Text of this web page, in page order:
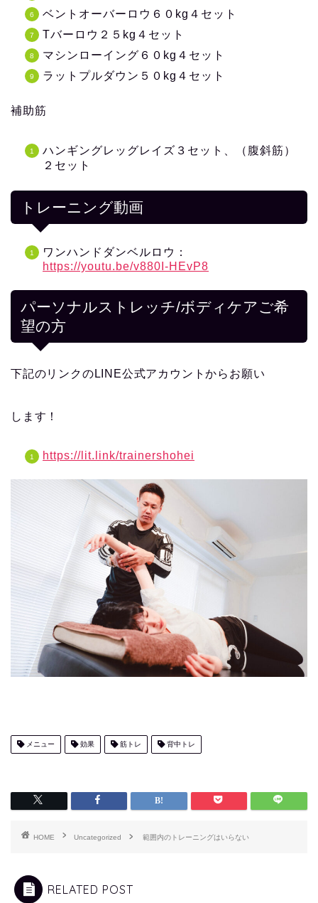
ベントオーバーロウ６０kg４セット
Tバーロウ２５kg４セット
マシンローイング６０kg４セット
ラットプルダウン５０kg４セット
補助筋
ハンギングレッグレイズ３セット、（腹斜筋）
２セット
トレーニング動画
ワンハンドダンベルロウ：
https://youtu.be/v880I-HEvP8
パーソナルストレッチ/ボディケアご希
望の方
下記のリンクのLINE公式アカウントからお願い
します！
https://lit.link/trainershohei
メニュー 効果 筋トレ 背中トレ
HOME Uncategorized 範囲内のトレーニングはいらない
RELATED POST